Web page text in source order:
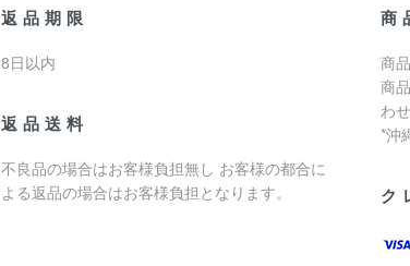
返品期限
8日以内
返品送料
不良品の場合はお客様負担無し お客様の都合に
よる返品の場合はお客様負担となります。
商
商
商
わ
*沖
ク